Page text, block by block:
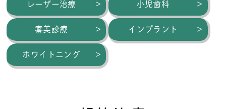
レーザー治療 小児歯科
審美診療 インプラント
ホワイトニング